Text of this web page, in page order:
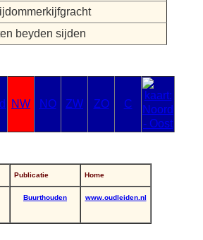
beyden sijden
NW NO ZW ZO C
Publicatie Home
Buurthouden www.oudleiden.nl